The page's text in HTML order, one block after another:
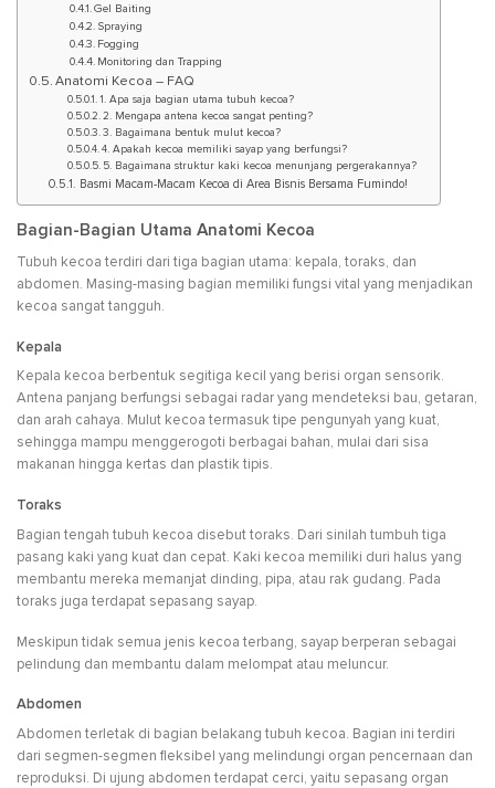
Gel Baiting
Spraying
Fogging
Monitoring dan Trapping
Anatomi Kecoa – FAQ
1. Apa saja bagian utama tubuh kecoa?
2. Mengapa antena kecoa sangat penting?
3. Bagaimana bentuk mulut kecoa?
4. Apakah kecoa memiliki sayap yang berfungsi?
5. Bagaimana struktur kaki kecoa menunjang pergerakannya?
Basmi Macam-Macam Kecoa di Area Bisnis Bersama Fumindo!
Bagian-Bagian Utama Anatomi Kecoa
Tubuh kecoa terdiri dari tiga bagian utama: kepala, toraks, dan
abdomen. Masing-masing bagian memiliki fungsi vital yang menjadikan
kecoa sangat tangguh.
Kepala
Kepala kecoa berbentuk segitiga kecil yang berisi organ sensorik.
Antena panjang berfungsi sebagai radar yang mendeteksi bau, getaran,
dan arah cahaya. Mulut kecoa termasuk tipe pengunyah yang kuat,
sehingga mampu menggerogoti berbagai bahan, mulai dari sisa
makanan hingga kertas dan plastik tipis.
Toraks
Bagian tengah tubuh kecoa disebut toraks. Dari sinilah tumbuh tiga
pasang kaki yang kuat dan cepat. Kaki kecoa memiliki duri halus yang
membantu mereka memanjat dinding, pipa, atau rak gudang. Pada
toraks juga terdapat sepasang sayap.
Meskipun tidak semua jenis kecoa terbang, sayap berperan sebagai
pelindung dan membantu dalam melompat atau meluncur.
Abdomen
Abdomen terletak di bagian belakang tubuh kecoa. Bagian ini terdiri
dari segmen-segmen fleksibel yang melindungi organ pencernaan dan
reproduksi. Di ujung abdomen terdapat cerci, yaitu sepasang organ